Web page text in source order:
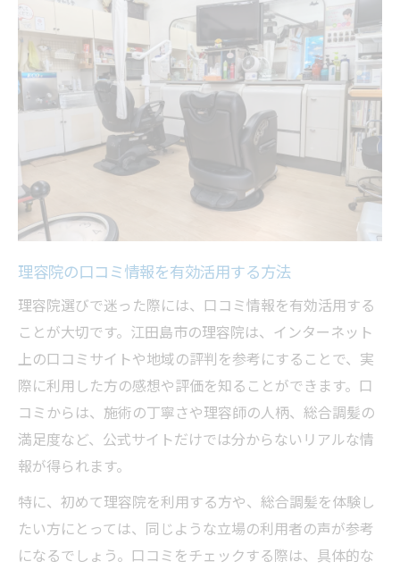
理容院の口コミ情報を有効活用する方法
理容院選びで迷った際には、口コミ情報を有効活用する
ことが大切です。江田島市の理容院は、インターネット
上の口コミサイトや地域の評判を参考にすることで、実
際に利用した方の感想や評価を知ることができます。口
コミからは、施術の丁寧さや理容師の人柄、総合調髪の
満足度など、公式サイトだけでは分からないリアルな情
報が得られます。
特に、初めて理容院を利用する方や、総合調髪を体験し
たい方にとっては、同じような立場の利用者の声が参考
になるでしょう。口コミをチェックする際は、具体的な